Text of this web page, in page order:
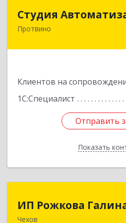
Студия
Протвино
Клиентов на
1С:Специалист
Отправить
Показать
142281, Московская
Отправить
Назад
ИП Рожкова
Чехов